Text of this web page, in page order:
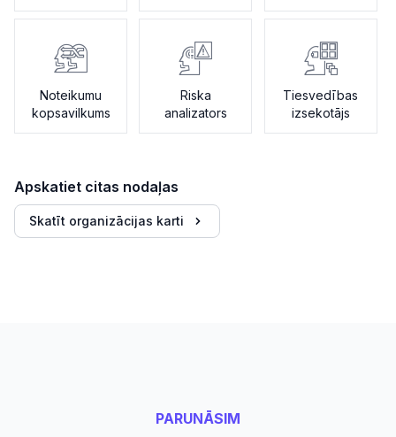
asistents
Noteikumu
kopsavilkums
Riska
analizators
Tiesvedības
izsekotājs
Apskatiet citas nodaļas
Skatīt organizācijas karti
PARUNĀSIM